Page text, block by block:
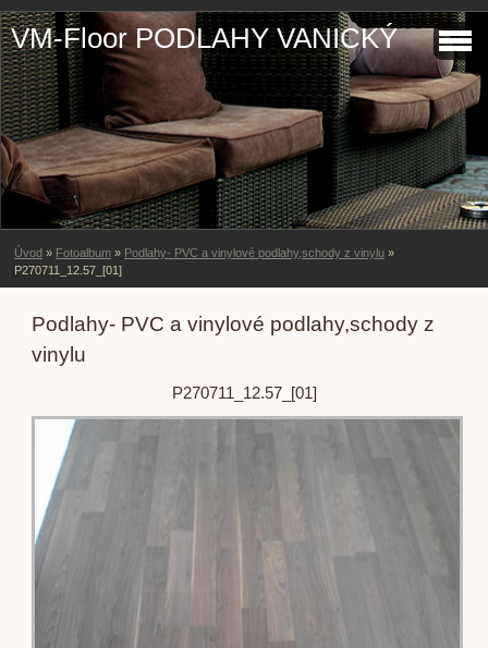
VM-Floor PODLAHY VANICKÝ
Úvod » Fotoalbum » Podlahy- PVC a vinylové podlahy,schody z vinylu »
P270711_12.57_[01]
Podlahy- PVC a vinylové podlahy,schody z
vinylu
P270711_12.57_[01]